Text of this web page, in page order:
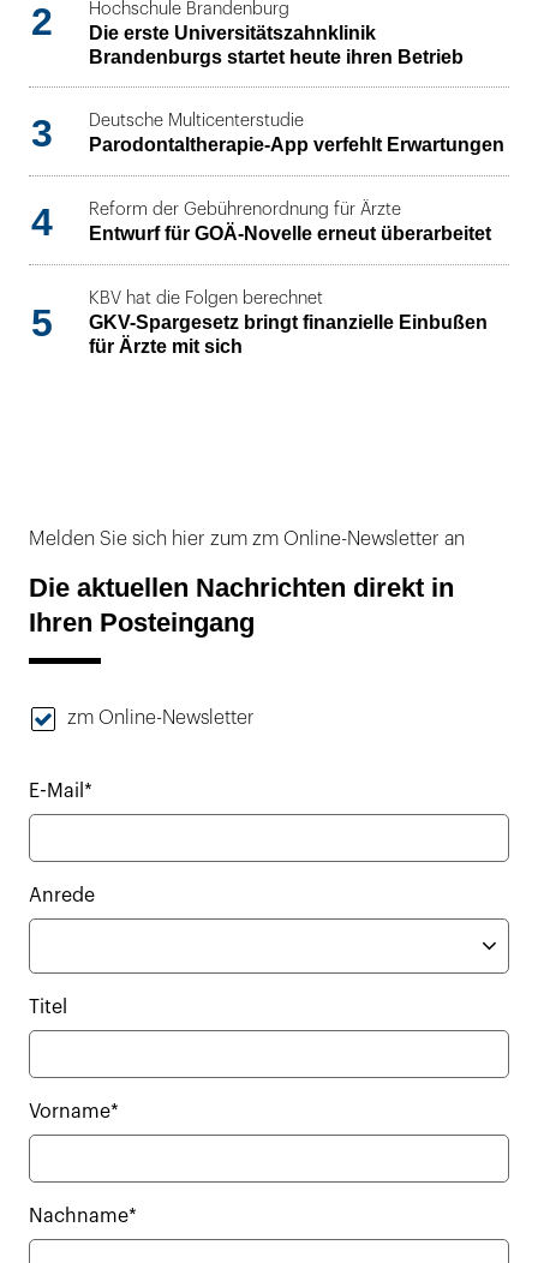
2 Hochschule Brandenburg
Die erste Universitätszahnklinik
Brandenburgs startet heute ihren Betrieb
3 Deutsche Multicenterstudie
Parodontaltherapie-App verfehlt Erwartungen
4 Reform der Gebührenordnung für Ärzte
Entwurf für GOÄ-Novelle erneut überarbeitet
5
KBV hat die Folgen berechnet
GKV-Spargesetz bringt finanzielle Einbußen
für Ärzte mit sich
Melden Sie sich hier zum zm Online-Newsletter an
Die aktuellen Nachrichten direkt in
Ihren Posteingang
zm Online-Newsletter
E-Mail*
Anrede
Titel
Vorname*
Nachname*